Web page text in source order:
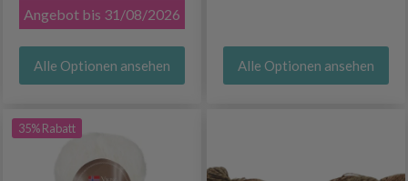
Angebot bis 31/08/2026
Alle Optionen ansehen Alle Optionen ansehen
35% Rabatt